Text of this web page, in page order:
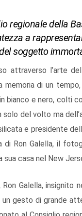
regionale della
a
soggetto
attraverso l’arte
memoria di un
bianco e nero, colti
solo del volto ma
e presidente
di Ron Galella, il
sua casa nel New
Ron Galella, insignito
gesto di grande